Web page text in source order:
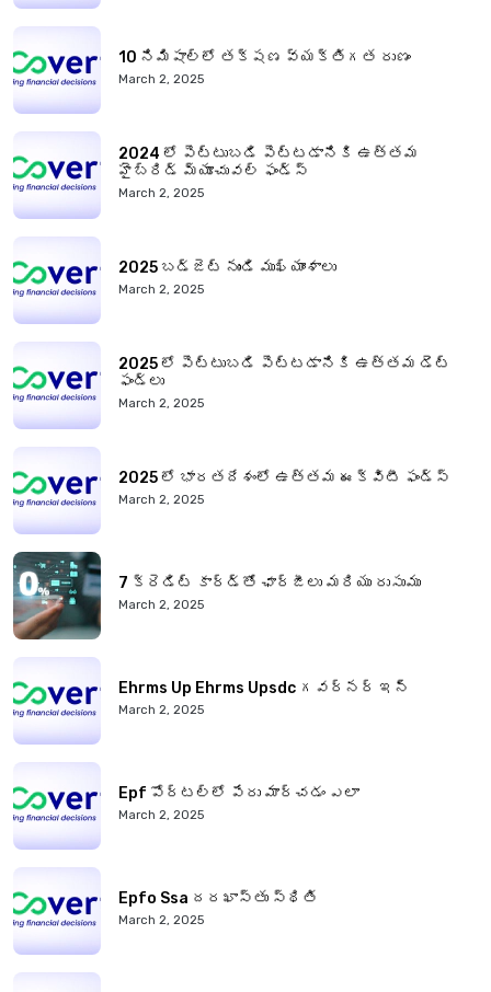
10 నిమిషాల్లో తక్షణ వ్యక్తిగత రుణం
March 2, 2025
2024 లో పెట్టుబడి పెట్టడానికి ఉత్తమ
హైబ్రిడ్ మ్యూచువల్ ఫండ్స్
March 2, 2025
2025 బడ్జెట్ నుండి ముఖ్యాంశాలు
March 2, 2025
2025 లో పెట్టుబడి పెట్టడానికి ఉత్తమ డెట్
ఫండ్లు
March 2, 2025
2025 లో భారతదేశంలో ఉత్తమ ఈక్విటీ ఫండ్స్
March 2, 2025
7 క్రెడిట్ కార్డ్‌తో ఛార్జీలు మరియు రుసుము
March 2, 2025
Ehrms Up Ehrms Upsdc గవర్నర్ ఇన్
March 2, 2025
Epf పోర్టల్‌లో పేరు మార్చడం ఎలా
March 2, 2025
Epfo Ssa దరఖాస్తు స్థితి
March 2, 2025